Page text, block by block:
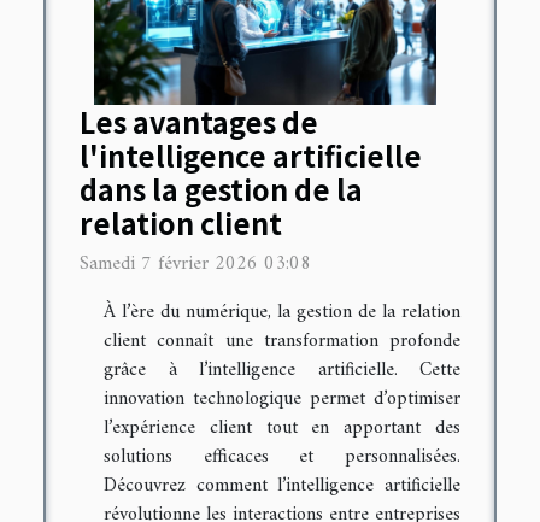
Les avantages de
l'intelligence artificielle
dans la gestion de la
relation client
Samedi 7 février 2026 03:08
À l’ère du numérique, la gestion de la relation
client connaît une transformation profonde
grâce à l’intelligence artificielle. Cette
innovation technologique permet d’optimiser
l’expérience client tout en apportant des
solutions efficaces et personnalisées.
Découvrez comment l’intelligence artificielle
révolutionne les interactions entre entreprises